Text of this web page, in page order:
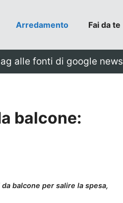
Arredamento Fai da te
alle fonti di google news
balcone:
balcone per salire la spesa,